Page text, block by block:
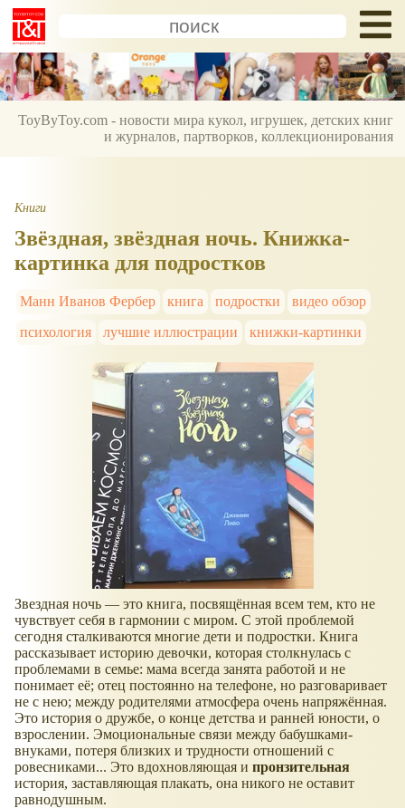
ToyByToy.com - новости мира кукол, игрушек, детских книг
и журналов, партворков, коллекционирования
Книги
Звёздная, звёздная ночь. Книжка-
картинка для подростков
Манн Иванов Фербер книга подростки
видео обзор
психология
лучшие иллюстрации книжки-картинки
Звездная ночь — это книга, посвящённая всем тем, кто не
чувствует себя в гармонии с миром. С этой проблемой
сегодня сталкиваются многие дети и подростки. Книга
рассказывает историю девочки, которая столкнулась с
проблемами в семье: мама всегда занята работой и не
понимает её; отец постоянно на телефоне, но разговаривает
не с нею; между родителями атмосфера очень напряжённая.
Это история о дружбе, о конце детства и ранней юности, о
взрослении. Эмоциональные связи между бабушками-
внуками, потеря близких и трудности отношений с
ровесниками... Это вдохновляющая и пронзительная
история, заставляющая плакать, она никого не оставит
равнодушным.